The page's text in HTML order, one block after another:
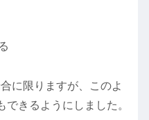
に限りますが、このよ
きるようにしました。